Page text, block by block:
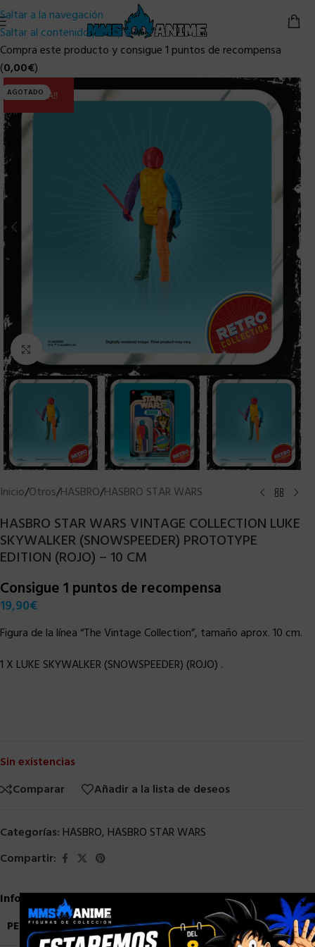
Saltar a la navegación
Saltar al contenido principal
Compra este producto y consigue 1 puntos de recompensa
(0,00€)
AGOTADO
ULTIMA!!
Clic para ampliar
Inicio/Otros/HASBRO/HASBRO STAR WARS
HASBRO STAR WARS VINTAGE COLLECTION LUKE
SKYWALKER (SNOWSPEEDER) PROTOTYPE
EDITION (ROJO) – 10 CM
Consigue 1 puntos de recompensa
19,90€
Figura de la línea “The Vintage Collection”, tamaño aprox. 10 cm.
1 X LUKE SKYWALKER (SNOWSPEEDER) (ROJO) .
Sin existencias
Comparar
Añadir a la lista de deseos
Categorías: HASBRO, HASBRO STAR WARS
Compartir:
Información adicional
PESO
0,9 kg
×